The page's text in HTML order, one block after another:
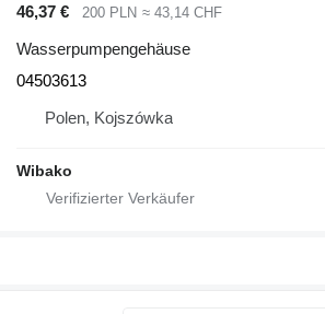
46,37 €
200 PLN ≈ 43,14 CHF
Wasserpumpengehäuse
04503613
Polen, Kojszówka
Wibako